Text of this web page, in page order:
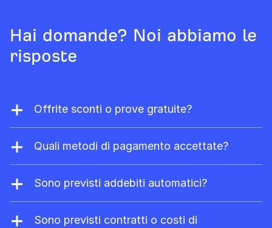
Hai domande? Noi abbiamo le
risposte
Offrite sconti o prove gratuite?
Non facciamo mai sconti. Ma se sei il
proprietario di un sito web, puoi registrarti a
gratuito a Site Explorer e Site Audit.
Quali metodi di pagamento accettate?
Accettiamo Visa, Mastercard, American
Express e UnionPay. Per i piani Enterprise
richiesta.
Sono previsti addebiti automatici?
Sì. Il consumo degli utenti aggiuntivi (non
prepagati) viene addebitato
Sono previsti contratti o costi di